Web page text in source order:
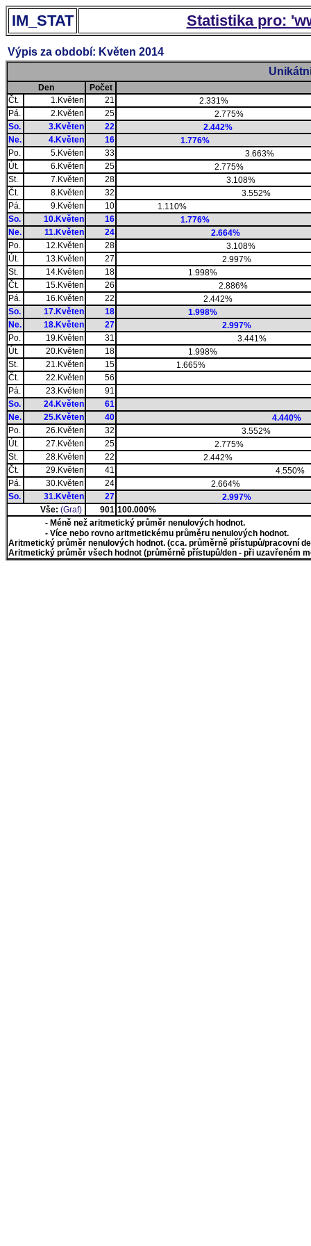
IM_STAT Statistika pro:
Výpis za období: Květen 2014
Den
Počet
Čt.
1.Květen 21
2.331%
Pá.
2.Květen 25
2.775%
So.
3.Květen 22
2.442%
Ne.
4.Květen 16
1.776%
Po.
5.Květen 33
3.663%
Út.
6.Květen 25
2.775%
St.
7.Květen 28
3.108%
Čt.
8.Květen 32
3.552%
Pá.
9.Květen 10
1.110%
So.
10.Květen 16
1.776%
Ne.
11.Květen 24
2.664%
Po.
12.Květen 28
3.108%
Út.
13.Květen 27
2.997%
St.
14.Květen 18
1.998%
Čt.
15.Květen 26
2.886%
Pá.
16.Květen 22
2.442%
So.
17.Květen 18
1.998%
Ne.
18.Květen 27
2.997%
Po.
19.Květen 31
3.441%
Út.
20.Květen 18
1.998%
St.
21.Květen 15
1.665%
Čt.
22.Květen
56
Pá.
23.Květen
91
So.
24.Květen
61
Ne.
25.Květen 40
4.440%
Po.
26.Květen 32
3.552%
Út.
27.Květen 25
2.775%
St.
28.Květen 22
2.442%
Čt.
29.Květen 41
4.550%
Pá.
30.Květen 24
2.664%
So.
31.Květen 27
2.997%
Vše: (Graf) 901 100.000%
- Méně než aritmetický průměr nenulových hodnot.
- Více nebo rovno aritmetickému průměru nenulových hodnot.
Aritmetický průměr nenulových hodnot. (cca. průměrně přístupů/pracovní
Aritmetický průměr všech hodnot (průměrně přístupů/den - při uzavřeném